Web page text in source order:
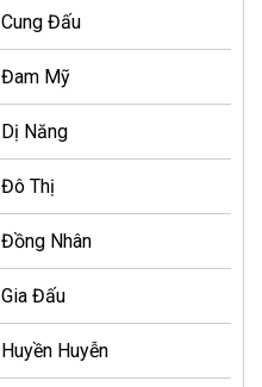
Cung Đấu
Đam Mỹ
Dị Năng
Đô Thị
Đồng Nhân
Gia Đấu
Huyền Huyễn